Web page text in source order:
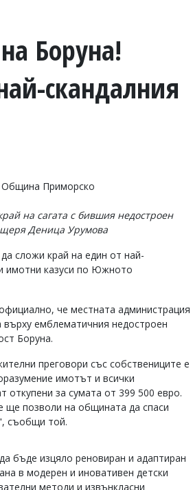
Боруна!
скандалния
Приморско
на сагата с бившия недостроен
Деница Урумова
сложи край на един от най-
имотни казуси по Южното
че местната администрация
емблематичния недостроен
Боруна.
преговори със собствениците е
имотът и всички
откупени за сумата от 399 500 евро.
ще позволи на общината да спаси
съобщи той.
бъде изцяло реновиран и адаптиран
в модерен и иновативен детски
методи и извънкласни